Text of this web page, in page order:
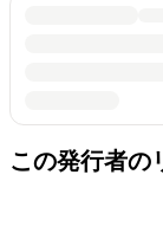
この発行者の